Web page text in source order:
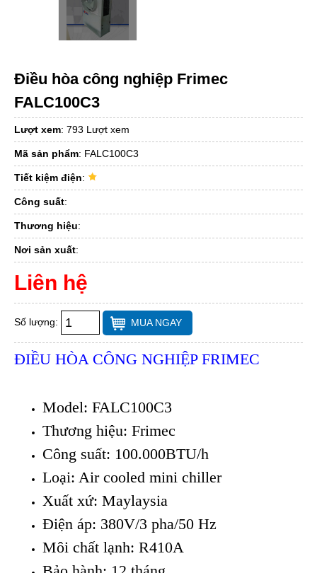
Điều hòa công nghiệp Frimec
FALC100C3
Lượt xem: 793 Lượt xem
Mã sản phẩm: FALC100C3
Tiết kiệm điện:
Công suất:
Thương hiệu:
Nơi sản xuất:
Liên hệ
Số lượng: MUA NGAY
ĐIỀU HÒA CÔNG NGHIỆP FRIMEC
Model: FALC100C3
Thương hiệu: Frimec
Công suất: 100.000BTU/h
Loại: Air cooled mini chiller
Xuất xứ: Maylaysia
Điện áp: 380V/3 pha/50 Hz
Môi chất lạnh: R410A